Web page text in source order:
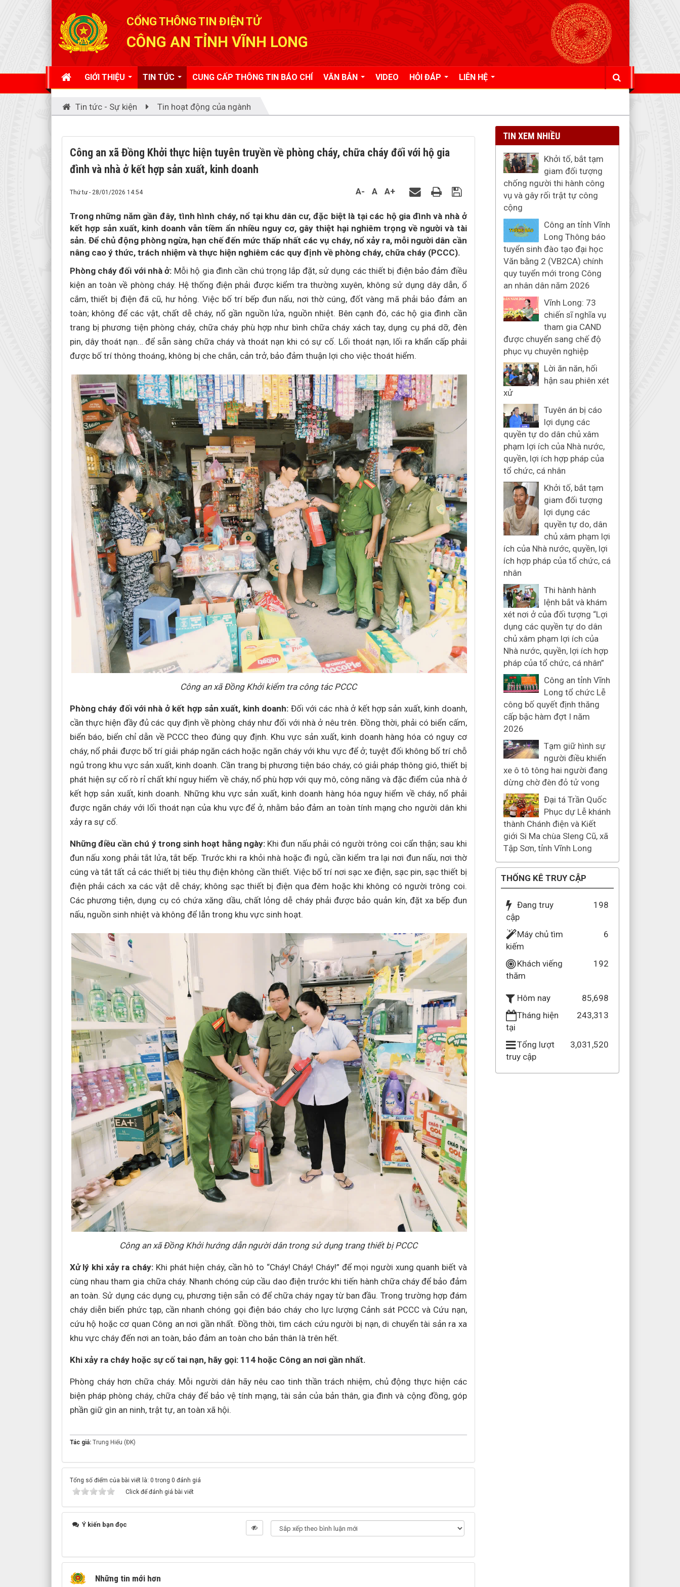
CỔNG THÔNG TIN ĐIỆN TỬ
CÔNG AN TỈNH VĨNH LONG
GIỚI THIỆU TIN TỨC CUNG CẤP THÔNG TIN BÁO CHÍ VĂN BẢN VIDEO HỎI ĐÁP LIÊN HỆ
Tin tức - Sự kiện Tin hoạt động của ngành
Công an xã Đồng Khởi thực hiện tuyên truyền về phòng cháy, chữa cháy đối với hộ gia
đình và nhà ở kết hợp sản xuất, kinh doanh
Thứ tư - 28/01/2026 14:54 A- A A+
Trong những năm gần đây, tình hình cháy, nổ tại khu dân cư, đặc biệt là tại các hộ gia đình và nhà ở
kết hợp sản xuất, kinh doanh vẫn tiềm ẩn nhiều nguy cơ, gây thiệt hại nghiêm trọng về người và tài
sản. Để chủ động phòng ngừa, hạn chế đến mức thấp nhất các vụ cháy, nổ xảy ra, mỗi người dân cần
nâng cao ý thức, trách nhiệm và thực hiện nghiêm các quy định về phòng cháy, chữa cháy (PCCC).
Phòng cháy đối với nhà ở: Mỗi hộ gia đình cần chú trọng lắp đặt, sử dụng các thiết bị điện bảo đảm điều
kiện an toàn về phòng cháy. Hệ thống điện phải được kiểm tra thường xuyên, không sử dụng dây dẫn, ổ
cắm, thiết bị điện đã cũ, hư hỏng. Việc bố trí bếp đun nấu, nơi thờ cúng, đốt vàng mã phải bảo đảm an
toàn; không để các vật, chất dễ cháy, nổ gần nguồn lửa, nguồn nhiệt. Bên cạnh đó, các hộ gia đình cần
trang bị phương tiện phòng cháy, chữa cháy phù hợp như bình chữa cháy xách tay, dụng cụ phá dỡ, đèn
pin, dây thoát nạn… để sẵn sàng chữa cháy và thoát nạn khi có sự cố. Lối thoát nạn, lối ra khẩn cấp phải
được bố trí thông thoáng, không bị che chắn, cản trở, bảo đảm thuận lợi cho việc thoát hiểm.
Công an xã Đồng Khởi kiểm tra công tác PCCC
Phòng cháy đối với nhà ở kết hợp sản xuất, kinh doanh: Đối với các nhà ở kết hợp sản xuất, kinh doanh,
cần thực hiện đầy đủ các quy định về phòng cháy như đối với nhà ở nêu trên. Đồng thời, phải có biển cấm,
biển báo, biển chỉ dẫn về PCCC theo đúng quy định. Khu vực sản xuất, kinh doanh hàng hóa có nguy cơ
cháy, nổ phải được bố trí giải pháp ngăn cách hoặc ngăn cháy với khu vực để ở; tuyệt đối không bố trí chỗ
ngủ trong khu vực sản xuất, kinh doanh. Cần trang bị phương tiện báo cháy, có giải pháp thông gió, thiết bị
phát hiện sự cố rò rỉ chất khí nguy hiểm về cháy, nổ phù hợp với quy mô, công năng và đặc điểm của nhà ở
kết hợp sản xuất, kinh doanh. Những khu vực sản xuất, kinh doanh hàng hóa nguy hiểm về cháy, nổ phải
được ngăn cháy với lối thoát nạn của khu vực để ở, nhằm bảo đảm an toàn tính mạng cho người dân khi
xảy ra sự cố.
Những điều cần chú ý trong sinh hoạt hằng ngày:Khi đun nấu phải có người trông coi cẩn thận; sau khi
đun nấu xong phải tắt lửa, tắt bếp. Trước khi ra khỏi nhà hoặc đi ngủ, cần kiểm tra lại nơi đun nấu, nơi thờ
cúng và tắt tất cả các thiết bị tiêu thụ điện không cần thiết. Việc bố trí nơi sạc xe điện, sạc pin, sạc thiết bị
điện phải cách xa các vật dễ cháy; không sạc thiết bị điện qua đêm hoặc khi không có người trông coi.
Các phương tiện, dụng cụ có chứa xăng dầu, chất lỏng dễ cháy phải được bảo quản kín, đặt xa bếp đun
nấu, nguồn sinh nhiệt và không để lẫn trong khu vực sinh hoạt.
Công an xã Đồng Khởi hướng dẫn người dân trong sử dụng trang thiết bị PCCC
Xử lý khi xảy ra cháy: Khi phát hiện cháy, cần hô to “Cháy! Cháy! Cháy!” để mọi người xung quanh biết và
cùng nhau tham gia chữa cháy. Nhanh chóng cúp cầu dao điện trước khi tiến hành chữa cháy để bảo đảm
an toàn. Sử dụng các dụng cụ, phương tiện sẵn có để chữa cháy ngay từ ban đầu. Trong trường hợp đám
cháy diễn biến phức tạp, cần nhanh chóng gọi điện báo cháy cho lực lượng Cảnh sát PCCC và Cứu nạn,
cứu hộ hoặc cơ quan Công an nơi gần nhất. Đồng thời, tìm cách cứu người bị nạn, di chuyển tài sản ra xa
khu vực cháy đến nơi an toàn, bảo đảm an toàn cho bản thân là trên hết.
Khi xảy ra cháy hoặc sự cố tai nạn, hãy gọi: 114 hoặc Công an nơi gần nhất.
Phòng cháy hơn chữa cháy. Mỗi người dân hãy nêu cao tinh thần trách nhiệm, chủ động thực hiện các
biện pháp phòng cháy, chữa cháy để bảo vệ tính mạng, tài sản của bản thân, gia đình và cộng đồng, góp
phần giữ gìn an ninh, trật tự, an toàn xã hội.
Tác giả: Trung Hiếu (ĐK)
Tổng số điểm của bài viết là: 0 trong 0 đánh giá
Click để đánh giá bài viết
Ý kiến bạn đọc
Những tin mới hơn
TIN XEM NHIỀU
Khởi tố, bắt tạm
giam đối tượng
chống người thi hành công
vụ và gây rối trật tự công
cộng
Công an tỉnh Vĩnh
Long Thông báo
tuyển sinh đào tạo đại học
Văn bằng 2 (VB2CA) chính
quy tuyển mới trong Công
an nhân dân năm 2026
Vĩnh Long: 73
chiến sĩ nghĩa vụ
tham gia CAND
được chuyển sang chế độ
phục vụ chuyên nghiệp
Lời ăn năn, hối
hận sau phiên xét
xử
Tuyên án bị cáo
lợi dụng các
quyền tự do dân chủ xâm
phạm lợi ích của Nhà nước,
quyền, lợi ích hợp pháp của
tổ chức, cá nhân
Khởi tố, bắt tạm
giam đối tượng
lợi dụng các
quyền tự do, dân
chủ xâm phạm lợi
ích của Nhà nước, quyền, lợi
ích hợp pháp của tổ chức, cá
nhân
Thi hành hành
lệnh bắt và khám
xét nơi ở của đối tượng “Lợi
dụng các quyền tự do dân
chủ xâm phạm lợi ích của
Nhà nước, quyền, lợi ích hợp
pháp của tổ chức, cá nhân”
Công an tỉnh Vĩnh
Long tổ chức Lễ
công bố quyết định thăng
cấp bậc hàm đợt I năm
2026
Tạm giữ hình sự
người điều khiển
xe ô tô tông hai người đang
dừng chờ đèn đỏ tử vong
Đại tá Trần Quốc
Phục dự Lễ khánh
thành Chánh điện và Kiết
giới Si Ma chùa Sleng Cũ, xã
Tập Sơn, tỉnh Vĩnh Long
THỐNG KÊ TRUY CẬP
Đang truy
cập
198
Máy chủ tìm
kiếm
6
Khách viếng
thăm
192
Hôm nay
85,698
Tháng hiện
tại
243,313
Tổng lượt
truy cập
3,031,520